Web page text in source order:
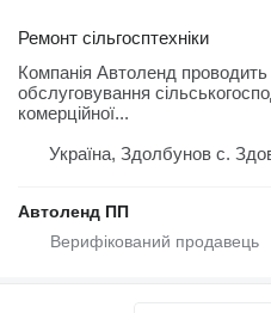
Ремонт сільгосптехніки
Компанія Автоленд проводить
обслуговування
комерційної...
Україна, Здолбунов с.
Автоленд ПП